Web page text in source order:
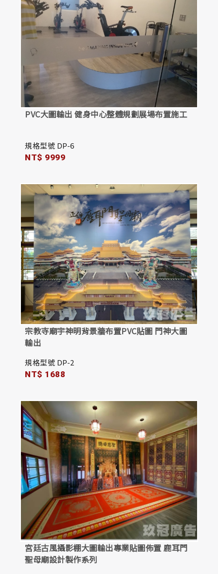
PVC大圖輸出 健身中心整體規劃展場布置施工
規格型號 DP-6
NT$ 9999
宗教寺廟宇神明背景牆布置PVC貼圖 門神大圖
輸出
規格型號 DP-2
NT$ 1688
宮廷古風攝影棚大圖輸出專業貼圖佈置 鹿耳門
聖母廟設計製作系列